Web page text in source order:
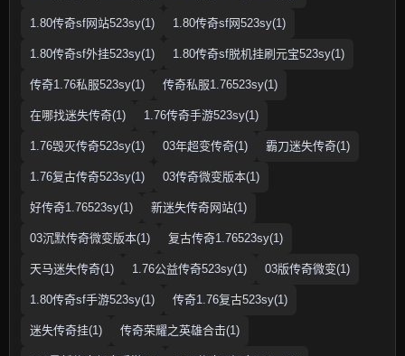
1.80传奇sf网站523sy(1) 1.80传奇sf网523sy(1)
1.80传奇sf外挂523sy(1) 1.80传奇sf脱机挂刷元宝523sy(1)
传奇1.76私服523sy(1) 传奇私服1.76523sy(1)
在哪找迷失传奇(1) 1.76传奇手游523sy(1)
1.76毁灭传奇523sy(1) 03年超变传奇(1) 霸刀迷失传奇(1)
1.76复古传奇523sy(1) 03传奇微变版本(1)
好传奇1.76523sy(1) 新迷失传奇网站(1)
03沉默传奇微变版本(1) 复古传奇1.76523sy(1)
天马迷失传奇(1) 1.76公益传奇523sy(1) 03版传奇微变(1)
1.80传奇sf手游523sy(1) 传奇1.76复古523sy(1)
迷失传奇挂(1) 传奇荣耀之英雄合击(1)